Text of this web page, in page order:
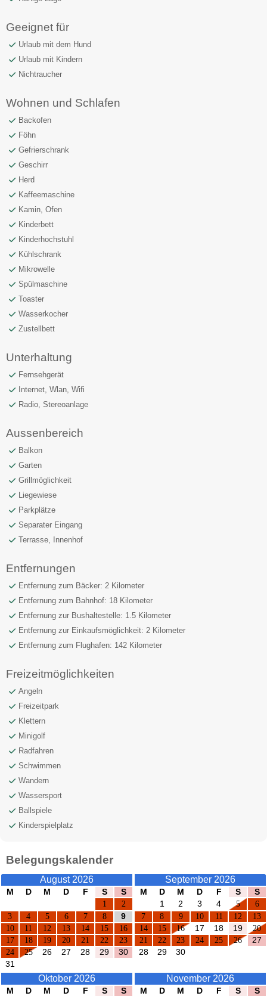
Geeignet für
Urlaub mit dem Hund
Urlaub mit Kindern
Nichtraucher
Wohnen und Schlafen
Backofen
Föhn
Gefrierschrank
Geschirr
Herd
Kaffeemaschine
Kamin, Ofen
Kinderbett
Kinderhochstuhl
Kühlschrank
Mikrowelle
Spülmaschine
Toaster
Wasserkocher
Zustellbett
Unterhaltung
Fernsehgerät
Internet, Wlan, Wifi
Radio, Stereoanlage
Aussenbereich
Balkon
Garten
Grillmöglichkeit
Liegewiese
Parkplätze
Separater Eingang
Terrasse, Innenhof
Entfernungen
Entfernung zum Bäcker: 2 Kilometer
Entfernung zum Bahnhof: 18 Kilometer
Entfernung zur Bushaltestelle: 1.5 Kilometer
Entfernung zur Einkaufsmöglichkeit: 2 Kilometer
Entfernung zum Flughafen: 142 Kilometer
Freizeitmöglichkeiten
Angeln
Freizeitpark
Klettern
Minigolf
Radfahren
Schwimmen
Wandern
Wassersport
Ballspiele
Kinderspielplatz
Belegungskalender
August 2026
M D M D F S
S
1
2
3
4 5 6 7 8
9
10
11 12 13 14 15
16
17
18 19 20 21 22
23
24
25 26 27 28 29
30
31
September 2026
M D M D F S
S
1
2 3 4 5
6
7
8 9 10 11 12
13
14
15 16 17 18 19
20
21
22 23 24 25 26
27
28
29 30
Oktober 2026
M D M D F S
S
November 2026
M D M D F S
S